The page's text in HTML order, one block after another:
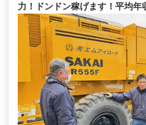
力！ドンドン稼げます！平均年